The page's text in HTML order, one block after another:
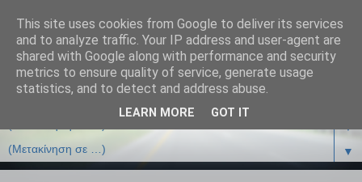
▼
▼
This site uses cookies from Google to deliver its services
and to analyze traffic. Your IP address and user-agent are
shared with Google along with performance and security
metrics to ensure quality of service, generate usage
statistics, and to detect and address abuse.
LEARN MORE GOT IT